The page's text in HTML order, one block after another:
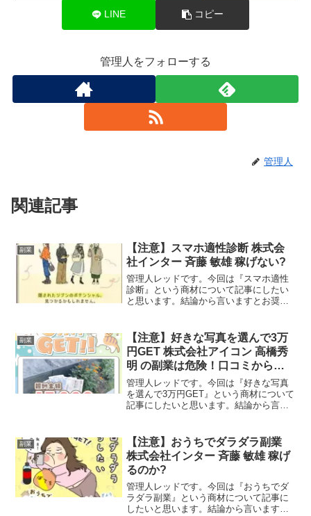
LINE コピー
管理人をフォローする
管理人
関連記事
副業
【注意】スマホ適性診断 株式会
社インター 斉藤 敏雄 稼げない?
管理人レッドです。今回は『スマホ適性
診断』という商材について記事にしたい
と思います。結論から言いますとお奨め
引法に基づく表示販売事業者株式会社イ
ンター運営統括責任者斉藤...
副業
【注意】好きな写真を選んで3万
円GET 株式会社アイコン 高橋秀
明 の副業は危険！口コミから勧
誘実態が発覚！
管理人レッドです。今回は『好きな写真
を選んで3万円GET』という商材について
記事にしたいと思います。結論から言い
ます。特定商取引法に基づく表示会社名
株式会社アイコン運営統...
副業
【注意】おうちでダラダラ副業
株式会社インター 斉藤 敏雄 稼げ
るのか?
管理人レッドです。今回は『おうちでダ
ラダラ副業』という商材について記事に
したいと思います。結論から言いますと